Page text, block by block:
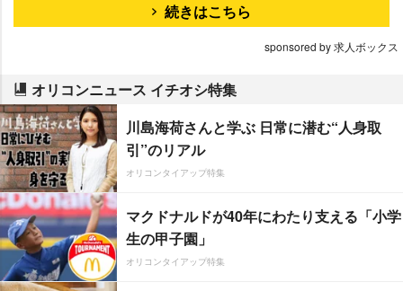
続きはこちら
sponsored by 求人ボックス
オリコンニュース イチオシ特集
川島海荷さんと学ぶ 日常に潜む“人身取
引”のリアル
オリコンタイアップ特集
マクドナルドが40年にわたり支える「小学
生の甲子園」
オリコンタイアップ特集